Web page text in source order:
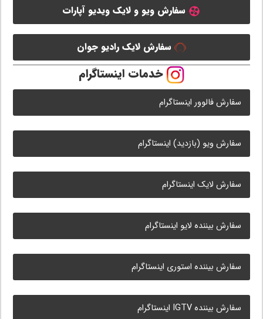
سفارش ویو و لایک ویدیو آپارات
سفارش لایک رادیو جوان
خدمات اینستاگرام
سفارش فالوور اینستاگرام
سفارش ویو (بازدید) اینستاگرام
سفارش لایک اینستاگرام
سفارش بیننده لایو اینستاگرام
سفارش بیننده استوری اینستاگرام
سفارش بیننده IGTV اینستاگرام